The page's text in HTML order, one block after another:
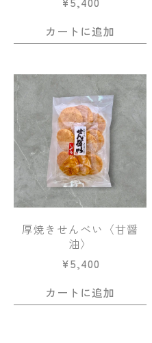
カートに追加
厚焼きせんべい〈甘醤
油〉
¥5,400
カートに追加